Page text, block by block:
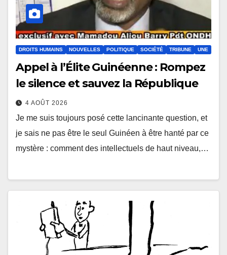
DROITS HUMAINS NOUVELLES POLITIQUE SOCIÉTÉ TRIBUNE UNE
Appel à l’Élite Guinéenne : Rompez
le silence et sauvez la République
4 AOÛT 2026
Je me suis toujours posé cette lancinante question, et
je sais ne pas être le seul Guinéen à être hanté par ce
mystère : comment des intellectuels de haut niveau,…